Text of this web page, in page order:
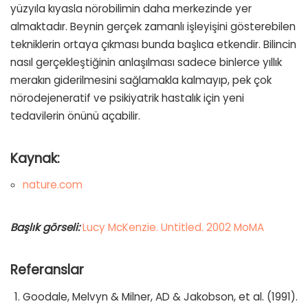
yüzyıla kıyasla nörobilimin daha merkezinde yer
almaktadır. Beynin gerçek zamanlı işleyişini gösterebilen
tekniklerin ortaya çıkması bunda başlıca etkendir. Bilincin
nasıl gerçekleştiğinin anlaşılması sadece binlerce yıllık
merakın giderilmesini sağlamakla kalmayıp, pek çok
nörodejeneratif ve psikiyatrik hastalık için yeni
tedavilerin önünü açabilir.
Kaynak:
nature.com
Başlık görseli:Lucy McKenzie. Untitled. 2002 MoMA
Referanslar
Goodale, Melvyn & Milner, AD & Jakobson, et al. (1991).